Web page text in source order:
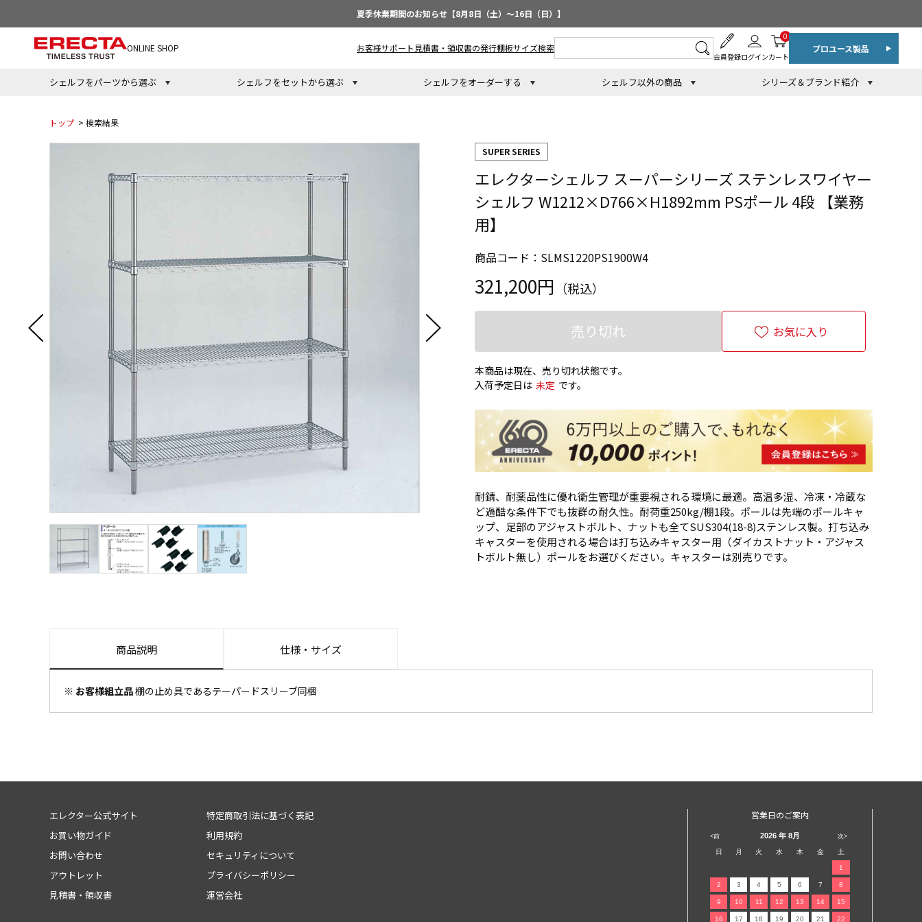
夏季休業期間のお知らせ【8月8日（土）～16日（日）】
ONLINE SHOP お客様サポート 見積書・領収書の発行棚板サイズ検索
会員登録ログインカート
0
プロユース製品
シェルフをパーツから選ぶ シェルフをセットから選ぶ シェルフをオーダーする シェルフ以外の商品 シリーズ＆ブランド紹介
トップ > 検索結果
SUPER SERIES
エレクターシェルフ スーパーシリーズ ステンレスワイヤー
シェルフ W1212×D766×H1892mm PSポール 4段 【業務
用】
商品コード：SLMS1220PS1900W4
321,200円 （税込）
売り切れ お気に入り
本商品は現在、売り切れ状態です。
入荷予定日は 未定 です。
耐錆、耐薬品性に優れ衛生管理が重要視される環境に最適。高温多湿、冷凍・冷蔵な
ど過酷な条件下でも抜群の耐久性。耐荷重250kg/棚1段。ポールは先端のポールキャ
ップ、足部のアジャストボルト、ナットも全てSUS304(18-8)ステンレス製。打ち込み
キャスターを使用される場合は打ち込みキャスター用（ダイカストナット・アジャス
トボルト無し）ポールをお選びください。キャスターは別売りです。
商品説明 仕様・サイズ
※ お客様組立品棚の止め具であるテーパードスリーブ同梱
エレクター公式サイト
お買い物ガイド
お問い合わせ
アウトレット
見積書・領収書
特定商取引法に基づく表記
利用規約
セキュリティについて
プライバシーポリシー
運営会社
営業日のご案内
<前 次>
2026 年 8月
日 月 火 水 木 金 土
1
2 3 4 5 6 7 8
9 10 11 12 13 14 15
16 17 18 19 20 21 22